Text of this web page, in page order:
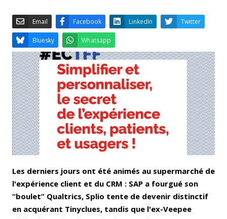
Email Facebook LinkedIn
Bluesky Whatsapp
Les derniers jours ont été animés au supermarché de
l'expérience client et du CRM : SAP a fourgué son
“boulet” Qualtrics, Splio tente de devenir distinctif
en acquérant Tinyclues, tandis que l'ex-Veepee